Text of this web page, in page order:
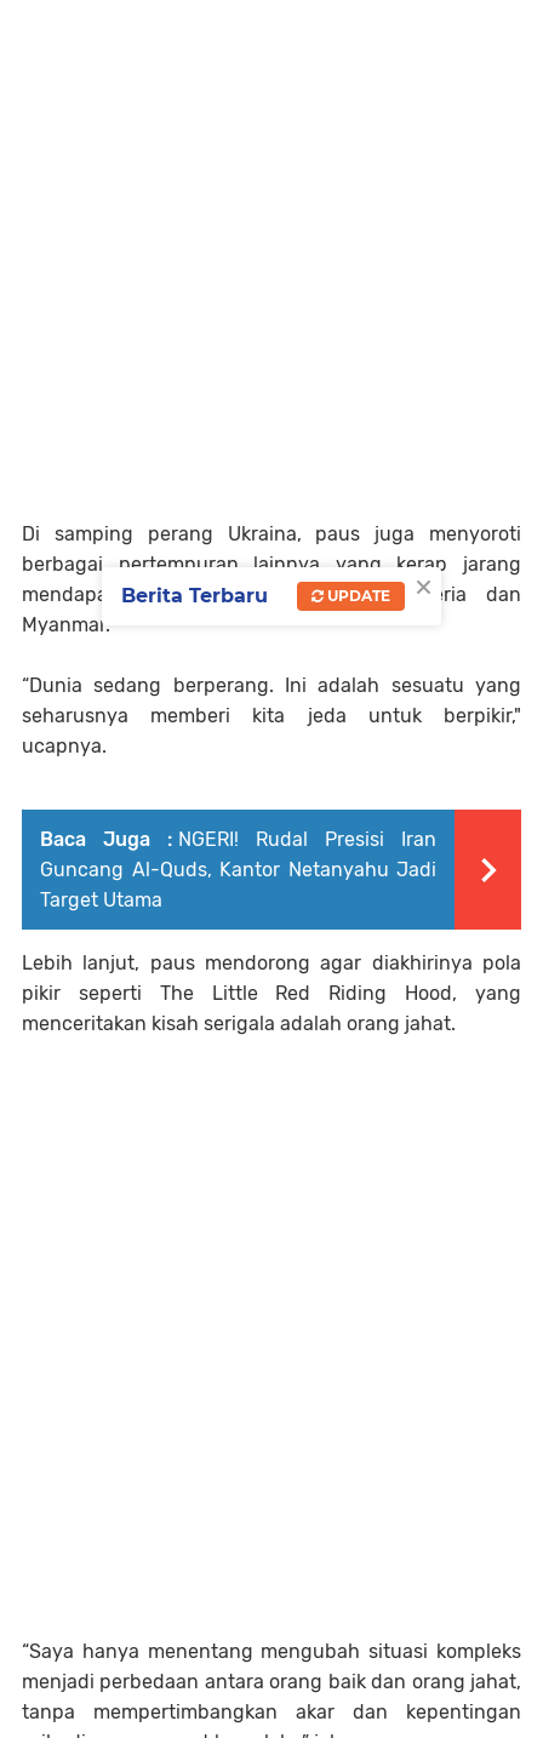
Di samping perang Ukraina, paus juga menyoroti
berbagai pertempuran lainnya yang kerap jarang
mendapat perhatian publik, seperti Nigeria dan
Myanmar.
“Dunia sedang berperang. Ini adalah sesuatu yang
seharusnya memberi kita jeda untuk berpikir,"
ucapnya.
Baca Juga : NGERI! Rudal Presisi Iran
Guncang Al-Quds, Kantor Netanyahu Jadi
Target Utama
Lebih lanjut, paus mendorong agar diakhirinya pola
pikir seperti The Little Red Riding Hood, yang
menceritakan kisah serigala adalah orang jahat.
“Saya hanya menentang mengubah situasi kompleks
menjadi perbedaan antara orang baik dan orang jahat,
tanpa mempertimbangkan akar dan kepentingan
×
Berita Terbaru UPDATE